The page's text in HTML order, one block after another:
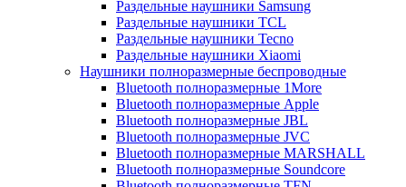
Раздельные наушники Samsung
Раздельные наушники TCL
Раздельные наушники Tecno
Раздельные наушники Xiaomi
Наушники полноразмерные беспроводные
Bluetooth полноразмерные 1More
Bluetooth полноразмерные Apple
Bluetooth полноразмерные JBL
Bluetooth полноразмерные JVC
Bluetooth полноразмерные MARSHALL
Bluetooth полноразмерные Soundcore